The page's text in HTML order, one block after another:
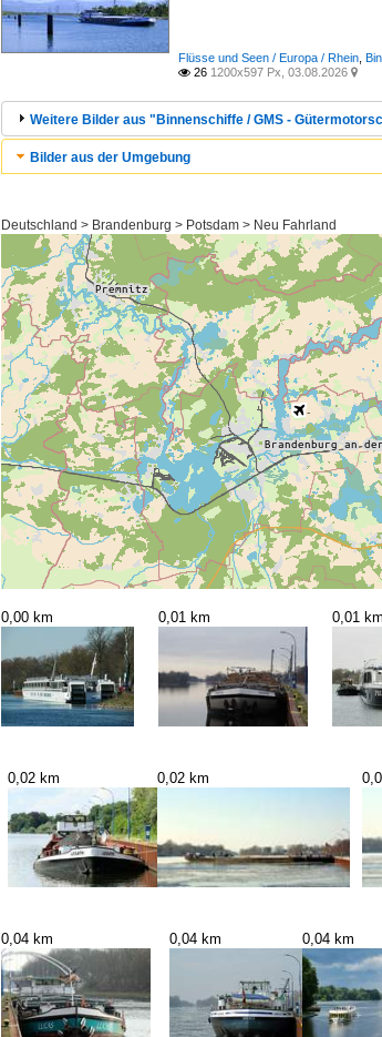
Flüsse und Seen / Europa / Rhein
 26 1200x597 Px, 03.08.2026 
Weitere Bilder aus "Binnenschiffe / GMS -
Bilder aus der Umgebung
Deutschland > Brandenburg > Potsdam > Neu Fahrland
0,00 km 0,01 km 0,01 km
0,02 km 0,02 km
0,04 km 0,04 km 0,04 km